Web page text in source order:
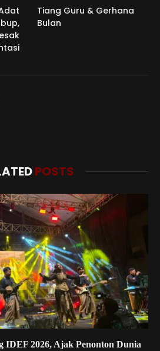
Tiang Guru & Gerhana
Bulan
POSTS
IDEF 2026, Ajak Penonton Dunia